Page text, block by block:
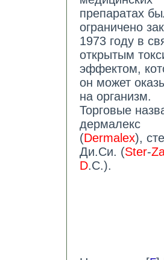
препаратах
ограничено
1973 году в
открытым
эффектом,
он может
на организм.
Торговые
дермалекс
(Dermalex),
Ди.Си. (Ster-
D.C.).